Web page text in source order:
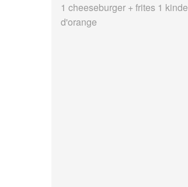
1 cheeseburger + frites 1
d'orange